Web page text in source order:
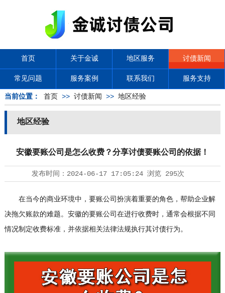
首页 关于金诚 地区服务 讨债新闻
常见问题 服务案例 联系我们 服务支持
当前位置： 首页 >> 讨债新闻 >> 地区经验
地区经验
安徽要账公司是怎么收费？分享讨债要账公司的依据！
发布时间： 2024-06-17 17:05:24浏览 295次
在当今的商业环境中，要账公司扮演着重要的角色，帮助企业解
决拖欠账款的难题。安徽的要账公司在进行收费时，通常会根据不同
情况制定收费标准，并依据相关法律法规执行其讨债行为。